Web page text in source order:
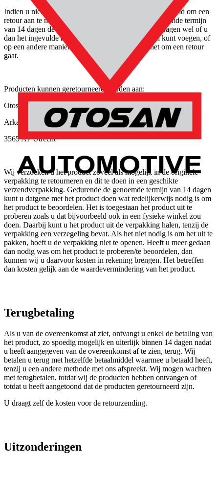
Indien u niet eerst gebruik wilt maken van de mogelijkheid om een
retour aan te melden, dan kunt u ook binnen de genoemde termijn
van 14 dagen de producten direct terugsturen. Wij vragen wel of u
dan het ingevulde modelformulier bij de producten kunt voegen, of
op een andere manier duidelijk kunt maken dat het om een retour
gaat.
Producten kunnen geretourneerd worden aan:
Otosan Automotive BV
Arkansasdreef 21
3565 AP Utrecht
Wij verzoeken u het product zoveel als mogelijk in de originele
verpakking te retourneren en dit te doen in een geschikte
verzendverpakking. Gedurende de genoemde termijn van 14 dagen
kunt u datgene met het product doen wat redelijkerwijs nodig is om
het product te beoordelen. Het is toegestaan het product uit te
proberen zoals u dat bijvoorbeeld ook in een fysieke winkel zou
doen. Daarbij kunt u het product uit de verpakking halen, tenzij de
verpakking een verzegeling bevat. Als het niet nodig is om het uit te
pakken, hoeft u de verpakking niet te openen. Heeft u meer gedaan
dan nodig was om het product te proberen/te beoordelen, dan
kunnen wij u daarvoor kosten in rekening brengen. Het betreffen
dan kosten gelijk aan de waardevermindering van het product.
Terugbetaling
Als u van de overeenkomst af ziet, ontvangt u enkel de betaling van
het product, zo spoedig mogelijk en uiterlijk binnen 14 dagen nadat
u heeft aangegeven van de overeenkomst af te zien, terug. Wij
betalen u terug met hetzelfde betaalmiddel waarmee u betaald heeft,
tenzij u een andere methode met ons afspreekt. Wij mogen wachten
met terugbetalen, totdat wij de producten hebben ontvangen of
totdat u heeft aangetoond dat de producten geretourneerd zijn.
U draagt zelf de kosten voor de retourzending.
Uitzonderingen